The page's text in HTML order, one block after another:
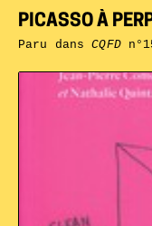
PICASSO À
Paru dansCQFD